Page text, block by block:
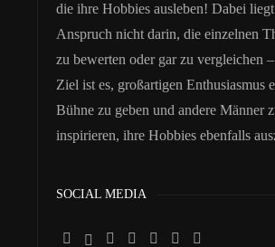
die ihre Hobbies ausleben! Dabei
Anspruch nicht darin, die einzelnen
zu bewerten oder gar zu vergleichen
Ziel ist es, großartigen Enthusiasmus
Bühne zu geben und andere Männer
inspirieren, ihre Hobbies ebenfalls
SOCIAL MEDIA